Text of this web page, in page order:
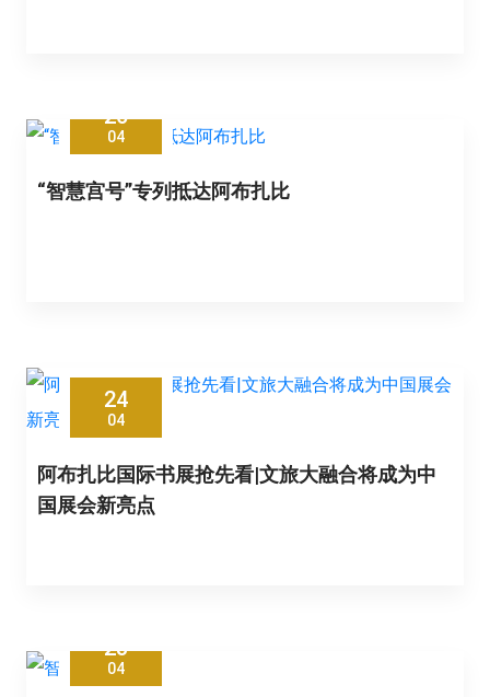
26
04
“智慧宫号”专列抵达阿布扎比
24
04
阿布扎比国际书展抢先看|文旅大融合将成为中
国展会新亮点
23
04